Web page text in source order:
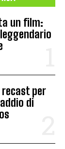
un film:
recast per
di